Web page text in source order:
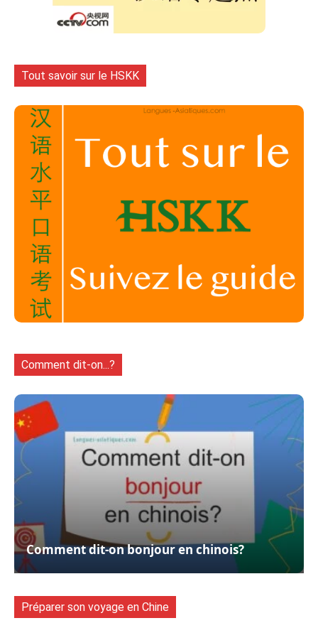
Tout savoir sur le HSKK
Comment dit-on...?
Comment dit-on bonjour en chinois?
Préparer son voyage en Chine